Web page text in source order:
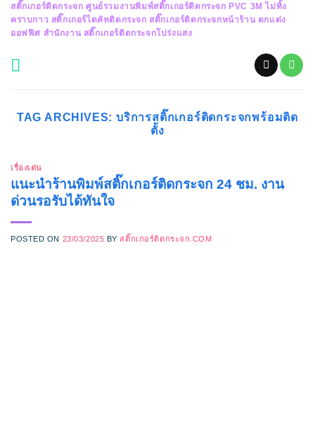
Skipสติ๊กเกอร์ติดกระจก ศูนย์รวมงานพิมพ์สติ๊กเกอร์ติดกระจก PVC 3M ไม่ทิ้ง
คราบกาว สติ๊กเกอร์ไดคัทติดกระจก สติ๊กเกอร์ติดกระจกหน้าร้าน ตกแต่ง
ออฟฟิศ สำนักงาน สติ๊กเกอร์ติดกระจกโปร่งแสง
TAG ARCHIVES:บริการสติ๊กเกอร์ติดกระจกพร้อมติด
ตั้ง
เรื่องเด่น
แนะนำร้านพิมพ์สติ๊กเกอร์ติดกระจก 24 ชม. งาน
ด่วนรอรับได้ทันใจ
POSTED ON 23/03/2025 BYสติ๊กเกอร์ติดกระจก.COM